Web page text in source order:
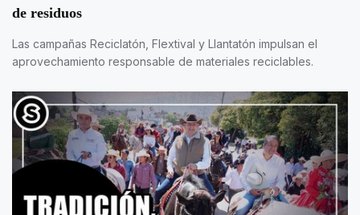
de residuos
Las campañas Reciclatón, Flextival y Llantatón impulsan el
aprovechamiento responsable de materiales reciclables.